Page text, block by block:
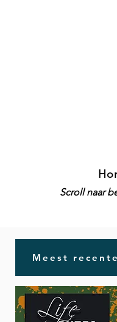
Scroll naar
Meest